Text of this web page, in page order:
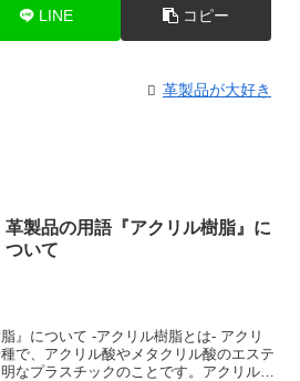
LINE コピー
革製品が大好き
革製品の用語『アクリル樹脂』に
ついて
リル樹脂とは- アクリ
で、アクリル酸やメタクリル酸のエステ
なプラスチックのことです。アクリル樹